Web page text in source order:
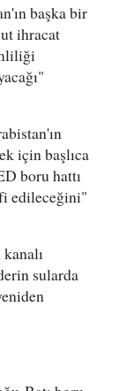
başka bir
ihracat
için başlıca
boru hattı
edileceğini"
sularda